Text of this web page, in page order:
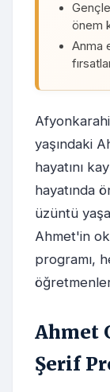
önem
Anma
yaşındaki
hayatını
hayatında
üzüntü
Ahmet'in
programı,
Ahmet
Şerif